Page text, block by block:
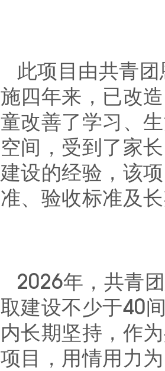
此项目由共青
施四年来，已改
童改善了学习、
空间，受到了家
建设的经验，该
准、验收标准及
2026年，共青
取建设不少于40
内长期坚持，作
项目，用情用力